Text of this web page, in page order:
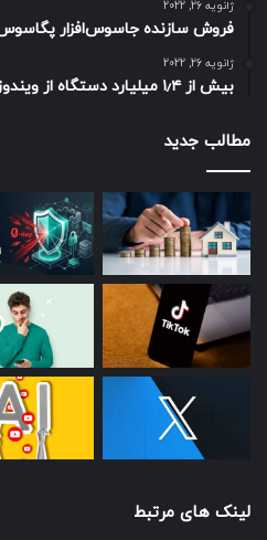
در صورت نیاز به احراز هویت
را کامل کنید.
از طریق پنل کاربری به صفحه
اکنون شما آماده ذخیره بیت
کیف پول من:
ایرانی بیت کوین BTC
حتما بخوانید :
منبع : زومیت
رپورتاژ آگهی
ژانویه 26, 2022
فروش سازنده جاسوس‌افزار
ژانویه 26, 2022
بیش از ۱٫۴ میلیارد دستگاه از ویندوز ۱۰ و ویندوز ۱۱ استفاده می‌کنند
مطالب جدید
لینک های مرتبط